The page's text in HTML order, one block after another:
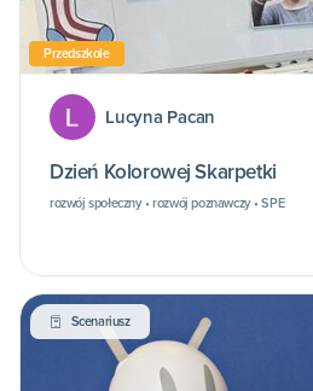
Przedszkole
Lucyna Pacan
Dzień Kolorowej Skarpetki
rozwój społeczny • rozwój poznawczy • SPE
Scenariusz